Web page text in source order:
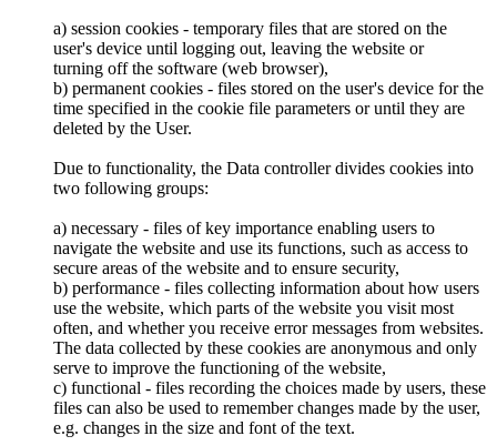
a) session cookies - temporary files that are stored on the
user's device until logging out, leaving the website or
turning off the software (web browser),
b) permanent cookies - files stored on the user's device for the
time specified in the cookie file parameters or until they are
deleted by the User.
Due to functionality, the Data controller divides cookies into
two following groups:
a) necessary - files of key importance enabling users to
navigate the website and use its functions, such as access to
secure areas of the website and to ensure security,
b) performance - files collecting information about how users
use the website, which parts of the website you visit most
often, and whether you receive error messages from websites.
The data collected by these cookies are anonymous and only
serve to improve the functioning of the website,
c) functional - files recording the choices made by users, these
files can also be used to remember changes made by the user,
e.g. changes in the size and font of the text.